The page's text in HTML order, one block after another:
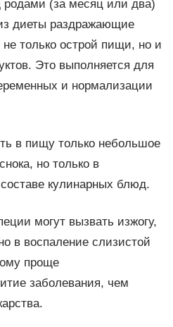
родами (за месяц или два)
диеты раздражающие
только острой пищи, но и
Это выполняется для
и нормализации
в пищу только небольшое
но только в
кулинарных блюд.
могут вызвать изжогу,
в воспаление слизистой
проще
заболевания, чем